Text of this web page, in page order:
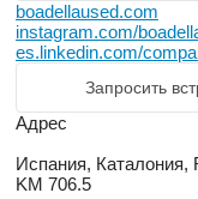
boadellaused.com
instagram.com/
es.linkedin.com/
Запросить
Адрес
Испания, Каталония,
KM 706.5